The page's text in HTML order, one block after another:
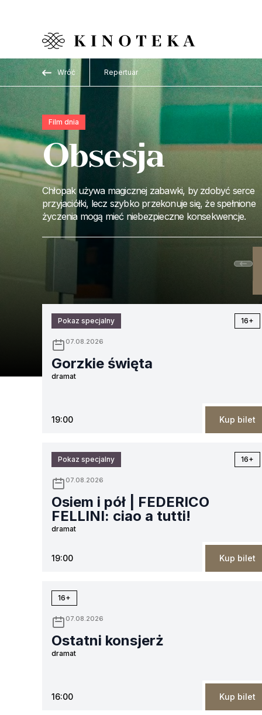
Wróć Repertuar
Film dnia
Obsesja
Chłopak używa magicznej zabawki, by zdobyć serce
przyjaciółki, lecz szybko przekonuje się, że spełnione
życzenia mogą mieć niebezpieczne konsekwencje.
Pokaz specjalny 16+
07.08.2026
Gorzkie święta
dramat
19:00 Kup bilet
Pokaz specjalny 16+
07.08.2026
Osiem i pół | FEDERICO
FELLINI: ciao a tutti!
dramat
19:00 Kup bilet
16+
07.08.2026
Ostatni konsjerż
dramat
16:00 Kup bilet